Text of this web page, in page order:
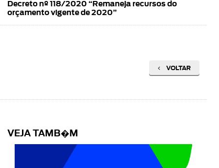
Decreto nº 118/2020 “Remaneja recursos do
orçamento vigente de 2020”
VOLTAR
VEJA TAMB�M